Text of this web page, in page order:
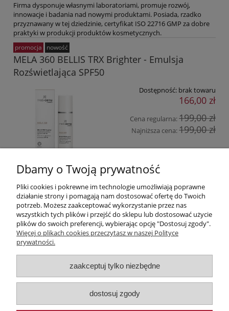
Firma dysponuje własnymi laboratoriami, promuje rozwój,
innowacje i badania nad nowymi produktami. Posiada, rzadko
przyznawany w tej dziedzinie, certyfikat ISO 22716 GMP za dobre
praktyki w produkcji produktów kosmetycznych.
MELA 360 BELLIS TRX Brighter - Emulsja
Rozświetlająca SPF50
Dostępność: brak towaru
166,00 zł
Cena regularna:199,00 zł
Najniższa cena:199,00 zł
promocja nowość
Pomoc
Moje konto
Informacje
O nas
Dbamy o Twoją prywatność
Pliki cookies i pokrewne im technologie umożliwiają poprawne
działanie strony i pomagają nam dostosować ofertę do Twoich
potrzeb. Możesz zaakceptować wykorzystanie przez nas
wszystkich tych plików i przejść do sklepu lub dostosować użycie
plików do swoich preferencji, wybierając opcję "Dostosuj zgody".
Więcej o plikach cookies przeczytasz w naszej Polityce
prywatności.
zaakceptuj tylko niezbędne
dostosuj zgody